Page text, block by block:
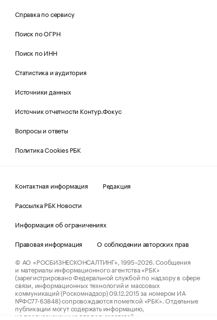
Справка по сервису
Поиск по ОГРН
Поиск по ИНН
Статистика и аудитория
Источники данных
Источник отчетности Контур.Фокус
Вопросы и ответы
Политика Cookies РБК
Контактная информация
Редакция
Рассылка РБК Новости
Информация об ограничениях
Правовая информация
О соблюдении авторских прав
© АО «РОСБИЗНЕСКОНСАЛТИНГ»,1995–2026.Сообщения
и материалы информационного агентства «РБК»
(зарегистрировано Федеральной службой по надзору в сфере
связи, информационных технологий и массовых
коммуникаций (Роскомнадзор) 09.12.2015 за номером ИА
№ФС77-63848) сопровождаются пометкой «РБК». Отдельные
публикации могут содержать информацию,
не предназначенную для пользователей